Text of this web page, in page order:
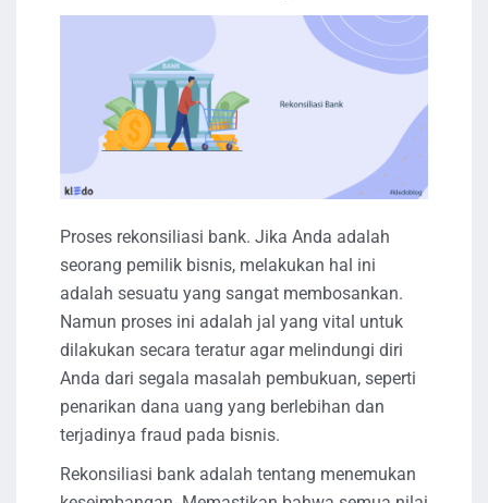
Proses rekonsiliasi bank. Jika Anda adalah
seorang pemilik bisnis, melakukan hal ini
adalah sesuatu yang sangat membosankan.
Namun proses ini adalah jal yang vital untuk
dilakukan secara teratur agar melindungi diri
Anda dari segala masalah pembukuan, seperti
penarikan dana uang yang berlebihan dan
terjadinya fraud pada bisnis.
Rekonsiliasi bank adalah tentang menemukan